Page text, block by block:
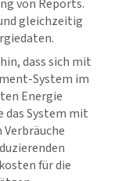
von Reports.
gleichzeitig
dass sich mit
System im
Energie
System mit
für die